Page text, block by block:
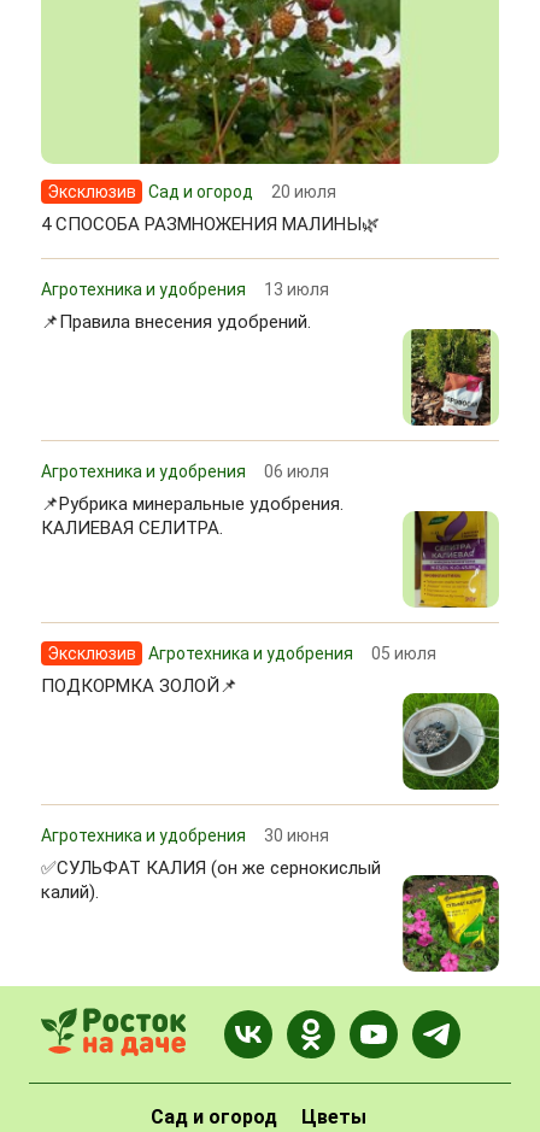
Эксклюзив Сад и огород 20 июля
4 СПОСОБА РАЗМНОЖЕНИЯ МАЛИНЫ🌿
Агротехника и удобрения 13 июля
📌Правила внесения удобрений.
Агротехника и удобрения 06 июля
📌Рубрика минеральные удобрения.
КАЛИЕВАЯ СЕЛИТРА.
Эксклюзив Агротехника и удобрения 05 июля
ПОДКОРМКА ЗОЛОЙ📌
Агротехника и удобрения 30 июня
✅СУЛЬФАТ КАЛИЯ (он же сернокислый
калий).
Сад и огород Цветы